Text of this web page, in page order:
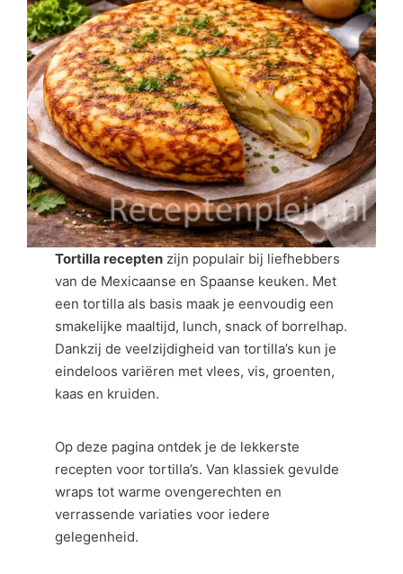
Tortilla recepten zijn populair bij liefhebbers
van de Mexicaanse en Spaanse keuken. Met
een tortilla als basis maak je eenvoudig een
smakelijke maaltijd, lunch, snack of borrelhap.
Dankzij de veelzijdigheid van tortilla’s kun je
eindeloos variëren met vlees, vis, groenten,
kaas en kruiden.
Op deze pagina ontdek je de lekkerste
recepten voor tortilla’s. Van klassiek gevulde
wraps tot warme ovengerechten en
verrassende variaties voor iedere
gelegenheid.